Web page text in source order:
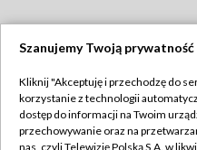
Abonament TVP
Szanujemy Twoją prywatność
Kliknij "Akceptuję i przechodzę do
korzystanie z technologii
dostęp do informacji na Twoim
przechowywanie oraz na
nas, czyli Telewizję Polską S.A. w